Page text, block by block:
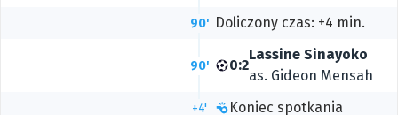
90' Doliczony czas: +4 min.
90' 0:2
Lassine Sinayoko
as. Gideon Mensah
+4' Koniec spotkania